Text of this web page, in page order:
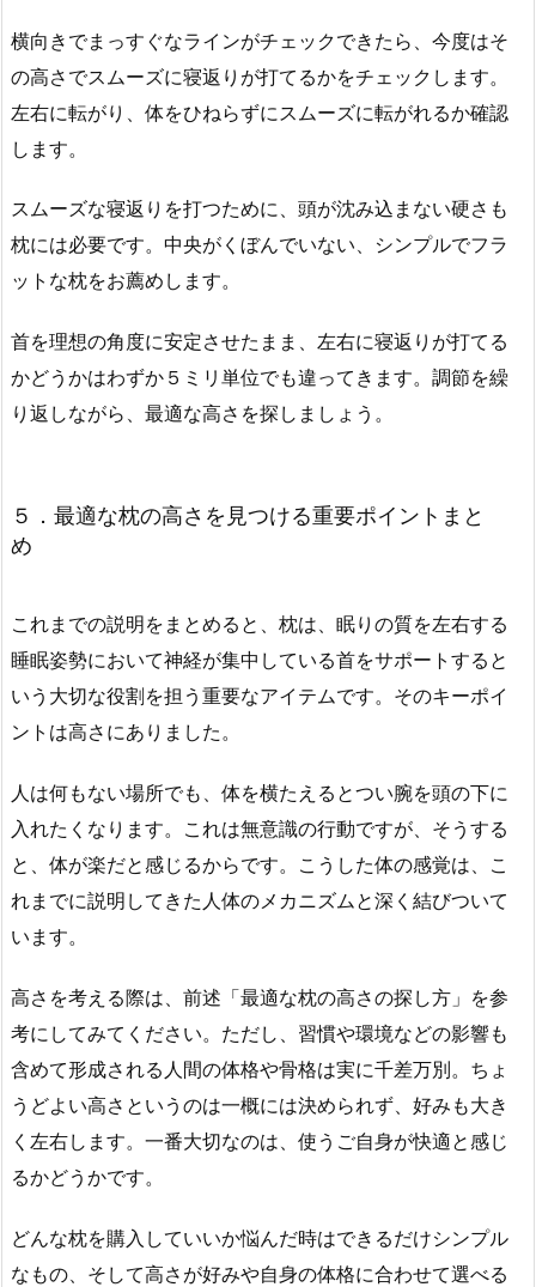
横向きでまっすぐなラインがチェックできたら、今度はそ
の高さでスムーズに寝返りが打てるかをチェックします。
左右に転がり、体をひねらずにスムーズに転がれるか確認
します。
スムーズな寝返りを打つために、頭が沈み込まない硬さも
枕には必要です。中央がくぼんでいない、シンプルでフラ
ットな枕をお薦めします。
首を理想の角度に安定させたまま、左右に寝返りが打てる
かどうかはわずか５ミリ単位でも違ってきます。調節を繰
り返しながら、最適な高さを探しましょう。
５．最適な枕の高さを見つける重要ポイントまと
め
これまでの説明をまとめると、枕は、眠りの質を左右する
睡眠姿勢において神経が集中している首をサポートすると
いう大切な役割を担う重要なアイテムです。そのキーポイ
ントは高さにありました。
人は何もない場所でも、体を横たえるとつい腕を頭の下に
入れたくなります。これは無意識の行動ですが、そうする
と、体が楽だと感じるからです。こうした体の感覚は、こ
れまでに説明してきた人体のメカニズムと深く結びついて
います。
高さを考える際は、前述「最適な枕の高さの探し方」を参
考にしてみてください。ただし、習慣や環境などの影響も
含めて形成される人間の体格や骨格は実に千差万別。ちょ
うどよい高さというのは一概には決められず、好みも大き
く左右します。一番大切なのは、使うご自身が快適と感じ
るかどうかです。
どんな枕を購入していいか悩んだ時はできるだけシンプル
なもの、そして高さが好みや自身の体格に合わせて選べる